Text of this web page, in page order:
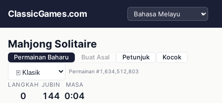
ClassicGames.com Pilih bahasa
Mahjong Solitaire
Permainan Baharu Buat Asal Petunjuk Kocok
Permainan #1,634,512,803
LANGKAH
0
JUBIN
144
MASA
0:04